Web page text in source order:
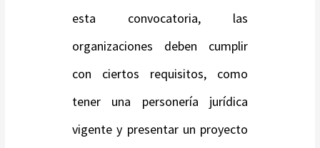
esta convocatoria, las
organizaciones deben cumplir
con ciertos requisitos, como
tener una personería jurídica
vigente y presentar un proyecto